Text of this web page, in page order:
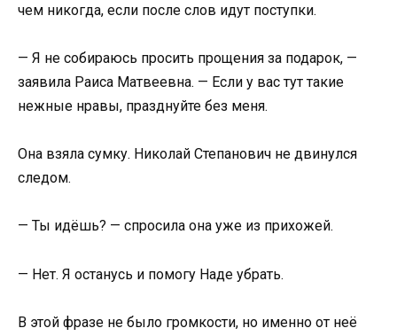
чем никогда, если после слов идут поступки.
— Я не собираюсь просить прощения за подарок, —
заявила Раиса Матвеевна. — Если у вас тут такие
нежные нравы, празднуйте без меня.
Она взяла сумку. Николай Степанович не двинулся
следом.
— Ты идёшь? — спросила она уже из прихожей.
— Нет. Я останусь и помогу Наде убрать.
В этой фразе не было громкости, но именно от неё